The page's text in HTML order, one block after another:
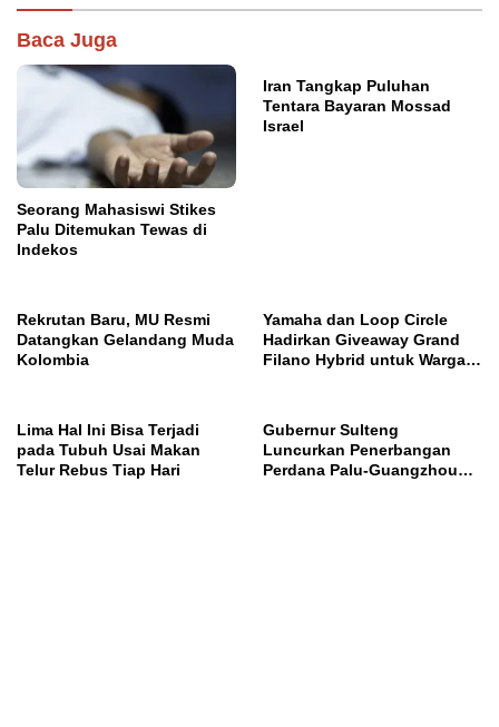
Baca Juga
Seorang Mahasiswi Stikes
Palu Ditemukan Tewas di
Indekos
Iran Tangkap Puluhan
Tentara Bayaran Mossad
Israel
Rekrutan Baru, MU Resmi
Datangkan Gelandang Muda
Kolombia
Yamaha dan Loop Circle
Hadirkan Giveaway Grand
Filano Hybrid untuk Warga
Lima Hal Ini Bisa Terjadi
pada Tubuh Usai Makan
Telur Rebus Tiap Hari
Gubernur Sulteng
Luncurkan Penerbangan
Perdana Palu-Guangzhou